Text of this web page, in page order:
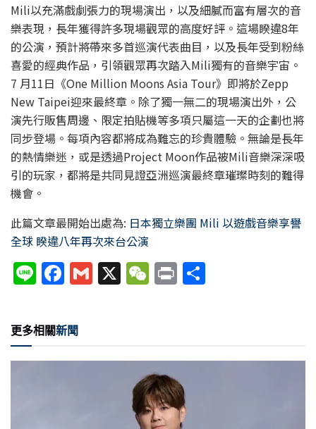
Mili以充滿戲劇張力的現場演出，以及細膩而富有層次的音
樂表現，長年獲得許多現場觀眾的高度好評。這場睽違8年
的公演，預計將帶來多首巡演代表曲目，以及長年受到粉絲
喜愛的經典作品，引領觀眾再次踏入Mili獨有的音樂宇宙。
7 月11日《One Million Moons Asia Tour》即將於Zepp
New Taipei迎來最終章。除了獨一無二的現場演出外，公
演先行販售周邊、限定拍貼機等多項只屬這一天的企劃也將
同步登場。每項內容都將成為難忘的珍貴體驗。無論是長年
的熱情樂迷，或是透過Project Moon作品被Mili音樂深深吸
引的玩家，都將是共同見證亞洲巡演最終章璀璨時刻的難得
機會。
此篇文章最開始出處為: 日本獨立樂團 Mili 以遊戲音樂享譽
全球 睽違八年再次來台公演
Li
e
F
c
e
b
G X W
at
P
更多相關新聞